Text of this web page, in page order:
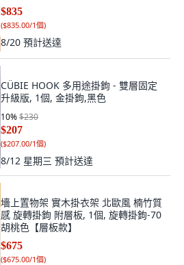
$835
($835.00/1個)
8/20 預計送達
CÜBIE HOOK 多用途掛鉤 - 雙層固定
升級版, 1個, 金掛鉤,黑色
10%$230
$207
($207.00/1個)
8/12 星期三 預計送達
墻上置物架 實木掛衣架 北歐風 楠竹質
感 旋轉掛鉤 附層板, 1個, 旋轉掛鉤-70
胡桃色【層板款】
$675
($675.00/1個)